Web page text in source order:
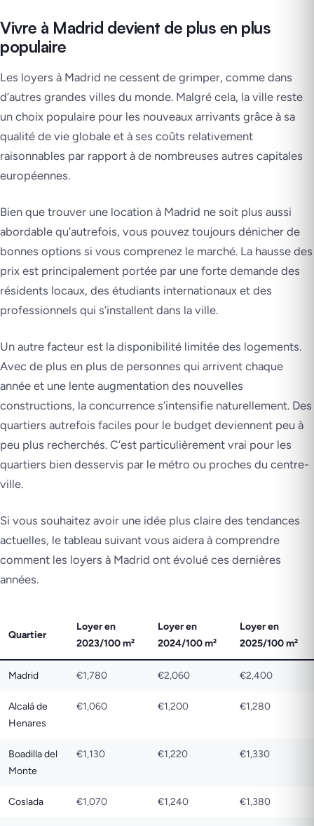
Vivre à Madrid devient de plus en plus
populaire
Les loyers à Madrid ne cessent de grimper, comme dans
d’autres grandes villes du monde. Malgré cela, la ville reste
un choix populaire pour les nouveaux arrivants grâce à sa
qualité de vie globale et à ses coûts relativement
raisonnables par rapport à de nombreuses autres capitales
européennes.
Bien que trouver une location à Madrid ne soit plus aussi
abordable qu’autrefois, vous pouvez toujours dénicher de
bonnes options si vous comprenez le marché. La hausse des
prix est principalement portée par une forte demande des
résidents locaux, des étudiants internationaux et des
professionnels qui s’installent dans la ville.
Un autre facteur est la disponibilité limitée des logements.
Avec de plus en plus de personnes qui arrivent chaque
année et une lente augmentation des nouvelles
constructions, la concurrence s’intensifie naturellement. Des
quartiers autrefois faciles pour le budget deviennent peu à
peu plus recherchés. C’est particulièrement vrai pour les
quartiers bien desservis par le métro ou proches du centre-
ville.
Si vous souhaitez avoir une idée plus claire des tendances
actuelles, le tableau suivant vous aidera à comprendre
comment les loyers à Madrid ont évolué ces dernières
années.
Quartier
Loyer en
2023/100 m²
Loyer en
2024/100 m²
Loyer en
2025/100 m²
Madrid €1,780 €2,060 €2,400
Alcalá de
Henares
€1,060 €1,200 €1,280
Boadilla del
Monte
€1,130 €1,220 €1,330
Coslada €1,070 €1,240 €1,380